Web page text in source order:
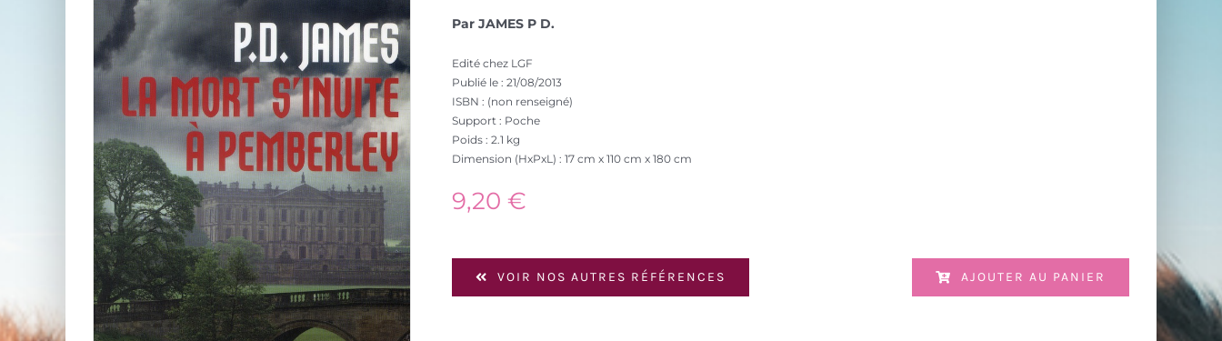
Par JAMES P D.
Edité chez LGF
Publié le : 21/08/2013
ISBN : (non renseigné)
Support : Poche
Poids : 2.1 kg
Dimension (HxPxL) : 17 cm x 110 cm x 180 cm
9,20€
VOIR NOS AUTRES RÉFÉRENCES AJOUTER AU PANIER